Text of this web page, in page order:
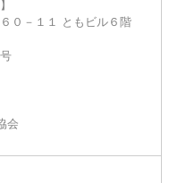
０－１１ ともビル６階
会